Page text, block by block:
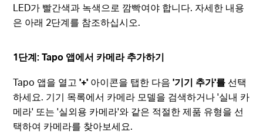
LED가 빨간색과 녹색으로 깜빡여야 합니다. 자세한 내용
은 아래 2단계를 참조하십시오.
1단계: Tapo 앱에서 카메라 추가하기
Tapo 앱을 열고'+' 아이콘을 탭한 다음'기기 추가'를 선택
하세요. 기기 목록에서 카메라 모델을 검색하거나 '실내 카
메라' 또는 '실외용 카메라'와 같은 적절한 제품 유형을 선
택하여 카메라를 찾아보세요.